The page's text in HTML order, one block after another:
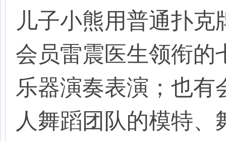
儿子小熊用普通扑克
会员雷震医生领衔的
乐器演奏表演；也有
人舞蹈团队的模特